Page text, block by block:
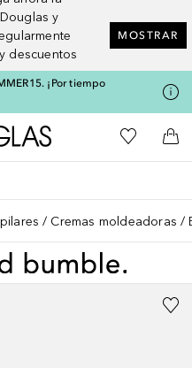
y
descuentos
MOSTRAR
¡Por tiempo
A Douglas HomeMi lista de
A
Cremas moldeadoras